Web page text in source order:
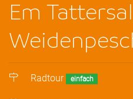
Em
Radtour einfach